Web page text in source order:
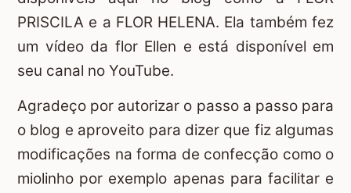
PRISCILA e a FLOR HELENA. Ela também fez
um vídeo da flor Ellen e está disponível em
seu canal no YouTube.
Agradeço por autorizar o passo a passo para
o blog e aproveito para dizer que fiz algumas
modificações na forma de confecção como o
miolinho por exemplo apenas para facilitar e